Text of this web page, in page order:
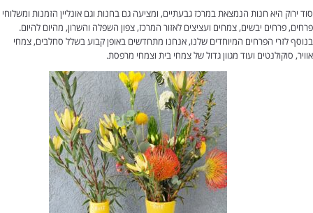
סוד ירוק היא חנות הנמצאת במרכז גבעתיים, ומציעה גם בחנות וגם אונליין הזמנות ומשלוחי
פרחים, פרחים יבשים, צמחים ועציצים לאזור המרכז, צפון השפלה והשרון, מהיום להיום.
בנוסף לזרי הפרחים המיוחדים שלנו, אנחנו מתחדשים באופן קבוע בשלל סחלבים, צמחי
אוויר, סוקולנטים ועוד מגוון גדול של צמחי בית וצמחי מרפסת.